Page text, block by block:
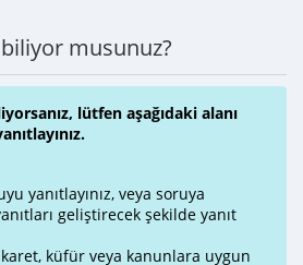
biliyor musunuz?
lütfen aşağıdaki alanı
yanıtlayınız, veya soruya
geliştirecek şekilde yanıt
küfür veya kanunlara uygun